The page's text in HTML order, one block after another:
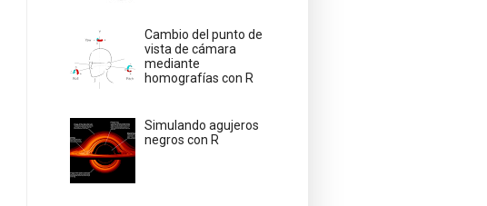
Cambio del punto de
vista de cámara
mediante
homografías con R
Simulando agujeros
negros con R